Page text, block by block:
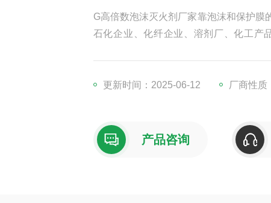
G高倍数泡沫灭火剂厂家靠泡沫和保护
石化企业、化纤企业、溶剂厂、化工产
更新时间：2025-06-12 厂商性质
产品咨询